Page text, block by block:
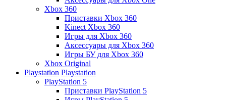
Xbox 360
Приставки Xbox 360
Kinect Xbox 360
Игры для Xbox 360
Аксессуары для Xbox 360
Игры БУ для Xbox 360
Xbox Original
Playstation Playstation
PlayStation 5
Приставки PlayStation 5